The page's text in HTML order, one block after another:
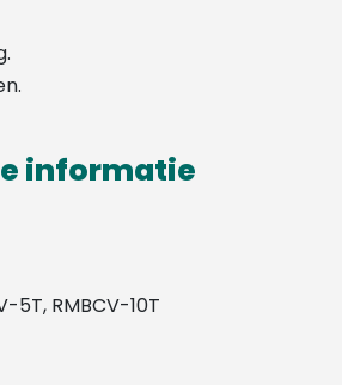
informatie
5T, RMBCV-10T